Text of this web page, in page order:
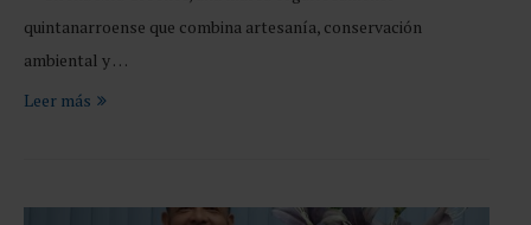
quintanarroense que combina artesanía, conservación
ambiental y …
Leer más